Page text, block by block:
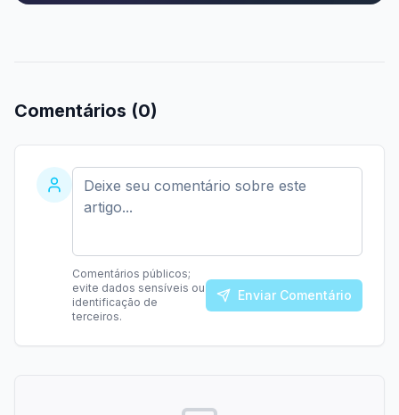
Comentários (0)
Comentários públicos;
evite dados sensíveis ou
identificação de
terceiros.
Enviar Comentário